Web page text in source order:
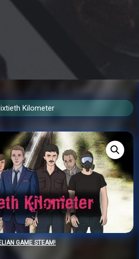
Kilometer
GAME STEAM!